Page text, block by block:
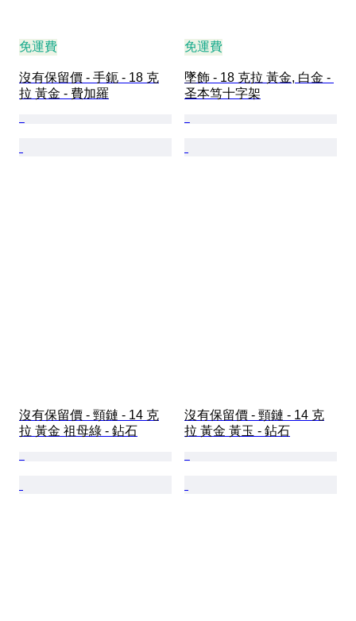
免運費
沒有保留價 - 手鈪 - 18 克
拉 黃金 - 費加羅
免運費
墜飾 - 18 克拉 黃金, 白金 -
圣本笃十字架
沒有保留價 - 頸鏈 - 14 克
拉 黃金 祖母綠 - 鉆石
沒有保留價 - 頸鏈 - 14 克
拉 黃金 黃玉 - 鉆石